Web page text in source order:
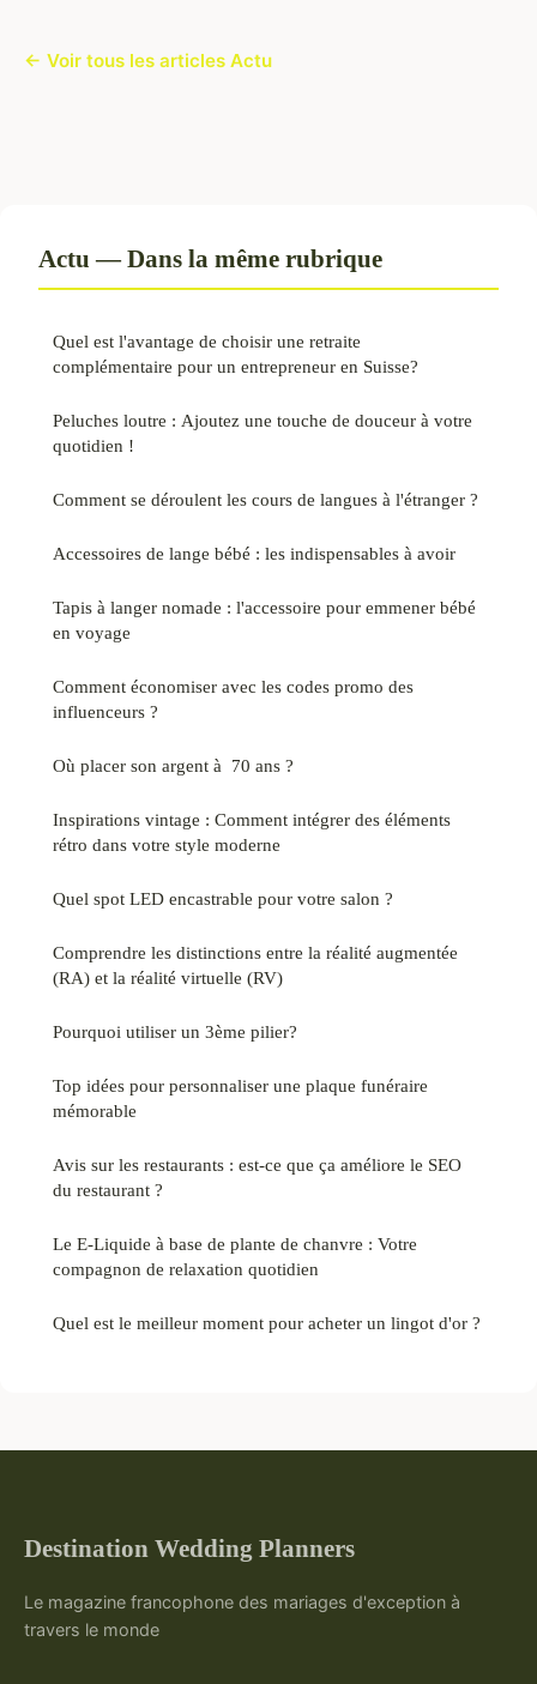
← Voir tous les articles Actu
Actu — Dans la même rubrique
Quel est l'avantage de choisir une retraite
complémentaire pour un entrepreneur en Suisse?
Peluches loutre : Ajoutez une touche de douceur à votre
quotidien !
Comment se déroulent les cours de langues à l'étranger ?
Accessoires de lange bébé : les indispensables à avoir
Tapis à langer nomade : l'accessoire pour emmener bébé
en voyage
Comment économiser avec les codes promo des
influenceurs ?
Où placer son argent à 70 ans ?
Inspirations vintage : Comment intégrer des éléments
rétro dans votre style moderne
Quel spot LED encastrable pour votre salon ?
Comprendre les distinctions entre la réalité augmentée
(RA) et la réalité virtuelle (RV)
Pourquoi utiliser un 3ème pilier?
Top idées pour personnaliser une plaque funéraire
mémorable
Avis sur les restaurants : est-ce que ça améliore le SEO
du restaurant ?
Le E-Liquide à base de plante de chanvre : Votre
compagnon de relaxation quotidien
Quel est le meilleur moment pour acheter un lingot d'or ?
Destination Wedding Planners
Le magazine francophone des mariages d'exception à
travers le monde